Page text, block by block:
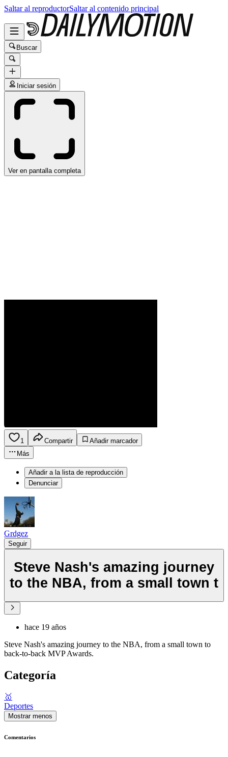
Saltar al reproductorSaltar al contenido principal
Buscar
Iniciar sesión
Ver en pantalla completa
1 Compartir
Añadir marcador
Más
Añadir a la lista de reproducción
Denunciar
Grdgez
Seguir
Steve Nash's amazing journey
to the NBA, from a small town t
hace 19 años
Steve Nash's amazing journey to the NBA, from a small town to
back-to-back MVP Awards.
Categoría
🥇
Deportes
Mostrar menos
Comentarios